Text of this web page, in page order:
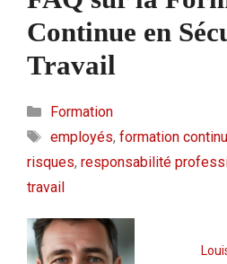
Continue en
Travail
Catégories
Formation
Étiquettes
employés, formation
risques, responsabilité
travail